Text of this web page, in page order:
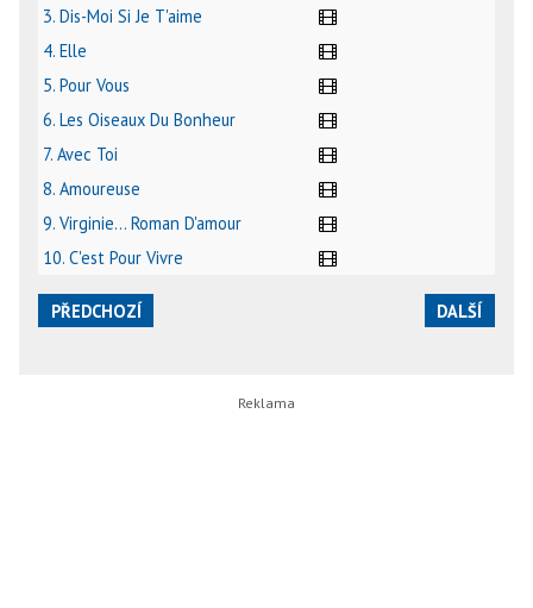
3. Dis-Moi Si Je T'aime
4. Elle
5. Pour Vous
6. Les Oiseaux Du Bonheur
7. Avec Toi
8. Amoureuse
9. Virginie... Roman D'amour
10. C'est Pour Vivre
PŘEDCHOZÍ DALŠÍ